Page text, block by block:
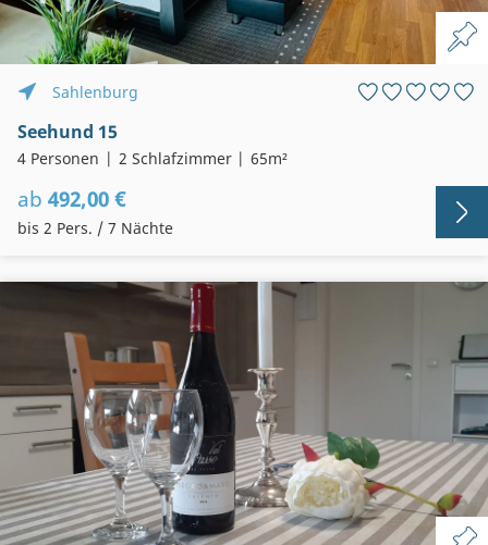
Sahlenburg
Seehund 15
4 Personen 2 Schlafzimmer 65m²
ab 492,00 €
bis 2 Pers. / 7 Nächte